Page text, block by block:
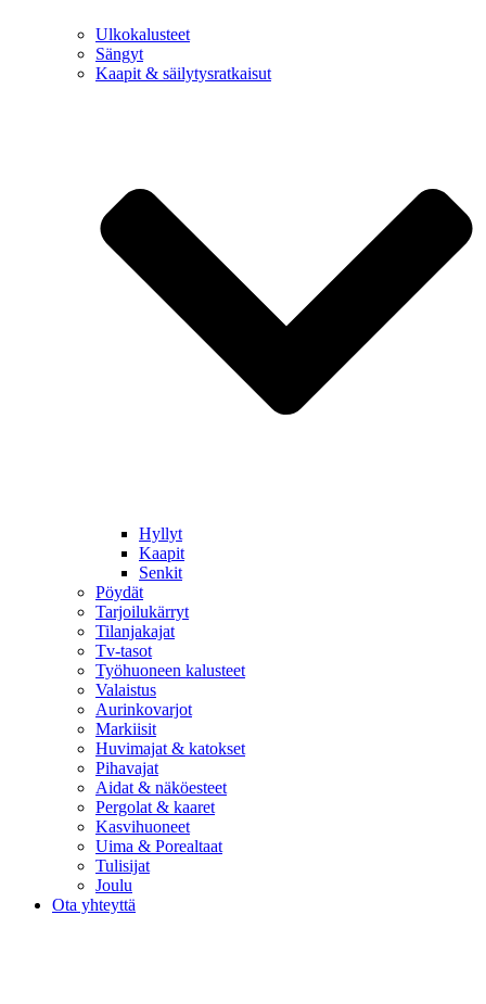
Ulkokalusteet
Sängyt
Kaapit & säilytysratkaisut
Hyllyt
Kaapit
Senkit
Pöydät
Tarjoilukärryt
Tilanjakajat
Tv-tasot
Työhuoneen kalusteet
Valaistus
Aurinkovarjot
Markiisit
Huvimajat & katokset
Pihavajat
Aidat & näköesteet
Pergolat & kaaret
Kasvihuoneet
Uima & Porealtaat
Tulisijat
Joulu
Ota yhteyttä